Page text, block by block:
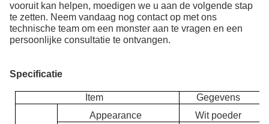
vooruit kan helpen, moedigen we u aan de volgende stap
te zetten. Neem vandaag nog contact op met ons
technische team om een ​​monster aan te vragen en een
persoonlijke consultatie te ontvangen.
Specificatie
Item
Gegevens
Appearance Wit poeder